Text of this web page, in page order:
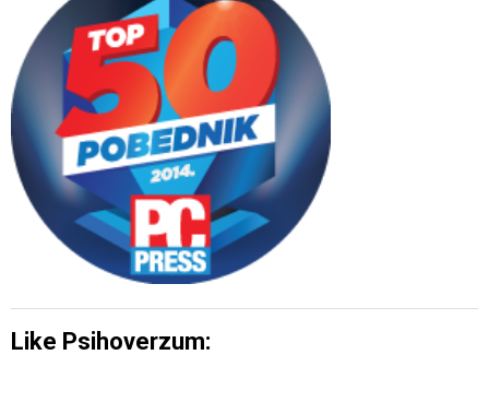
Like Psihoverzum: